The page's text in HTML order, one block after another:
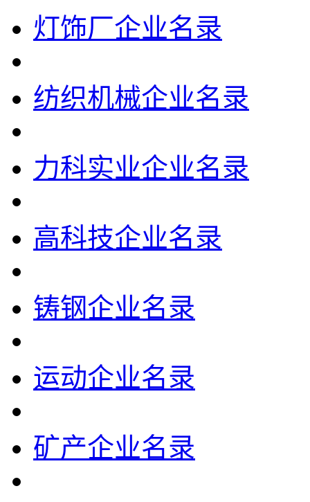
灯饰厂企业名录
纺织机械企业名录
力科实业企业名录
高科技企业名录
铸钢企业名录
运动企业名录
矿产企业名录